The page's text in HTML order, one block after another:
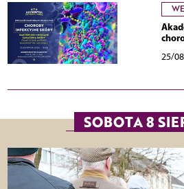
25/08
SOBOTA 8